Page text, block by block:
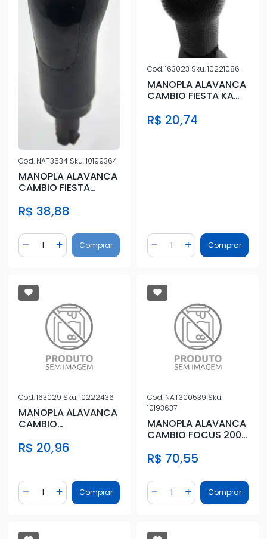
Cod. NAT3534 Sku.10199364
MANOPLA ALAVANCA
CAMBIO FIESTA
PRETA
R$ 38,88
Diminuir Quantidade
Quantidade
Adicionar Quantidade
Comprar
Cod.163023 Sku.10221086
MANOPLA ALAVANCA
CAMBIO FIESTA KA
R$ 20,74
Diminuir Quantidade
Quantidade
AdicionarComprar
Cod.163029 Sku.10222436
MANOPLA ALAVANCA
CAMBIO
CINZA C/ TAMPA PRE
R$ 20,96
Diminuir Quantidade
Quantidade
Adicionar Quantidade
Comprar
Cod. NAT300539 Sku.
10193637
MANOPLA ALAVANCA
CAMBIO FOCUS 2009
R$ 70,55
Diminuir Quantidade
Quantidade
AdicionarComprar